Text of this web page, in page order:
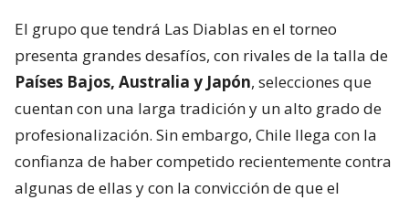
El grupo que tendrá Las Diablas en el torneo
presenta grandes desafíos, con rivales de la talla de
Países Bajos, Australia y Japón, selecciones que
cuentan con una larga tradición y un alto grado de
profesionalización. Sin embargo, Chile llega con la
confianza de haber competido recientemente contra
algunas de ellas y con la convicción de que el